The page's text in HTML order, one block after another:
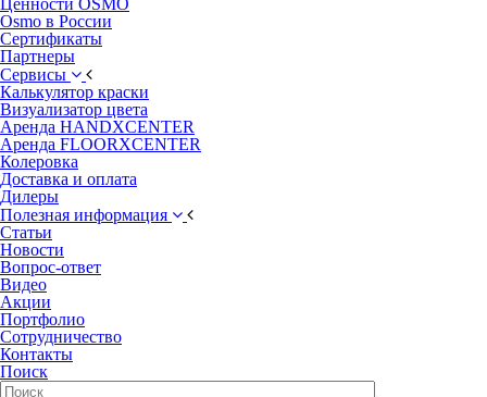
Ценности OSMO
Osmo в России
Сертификаты
Партнеры
Сервисы
Калькулятор краски
Визуализатор цвета
Аренда HANDXCENTER
Аренда FLOORXCENTER
Колеровка
Доставка и оплата
Дилеры
Полезная информация
Статьи
Новости
Вопрос-ответ
Видео
Акции
Портфолио
Сотрудничество
Контакты
Поиск